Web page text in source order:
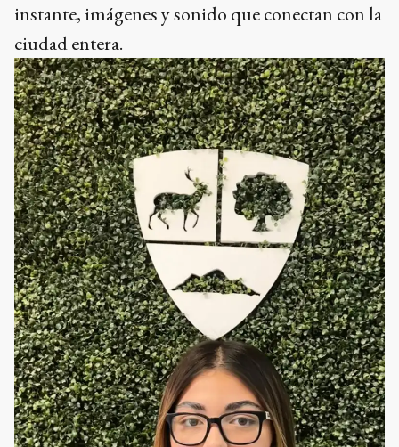
instante, imágenes y sonido que conectan con la
ciudad entera.